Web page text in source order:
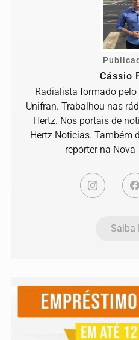
Cássio
Radialista formado
Unifran. Trabalhou nas
Hertz. Nos portais de
Hertz Noticias. Também
repórter na Nova
Saiba